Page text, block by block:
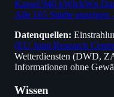
Kassel 940 kWh/kWp
Alle 165 Städte anzeigen
Datenquellen:
(EU Joint Research
Wetterdiensten (DWD,
Informationen ohne
Wissen